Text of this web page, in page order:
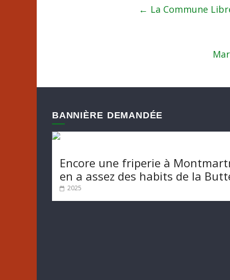
← La Commune
BANNIÈRE DEMANDÉE
Encore une friperie à
en a assez des habits de la
2025